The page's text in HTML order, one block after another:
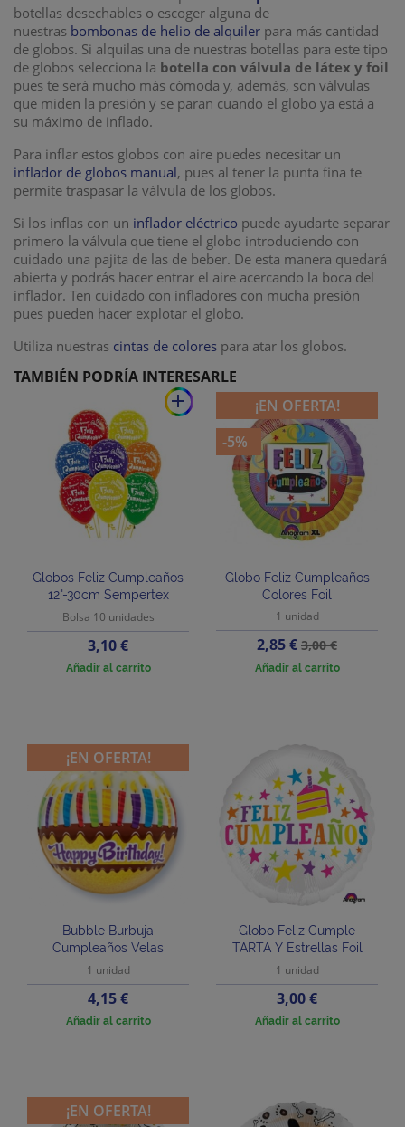
botellas desechables o escoger alguna de
nuestras bombonas de helio de alquiler para más cantidad
de globos. Si alquilas una de nuestras botellas para este tipo
de globos selecciona la botella con válvula de látex y foil
pues te será mucho más cómoda y, además, son válvulas
que miden la presión y se paran cuando el globo ya está a
su máximo de inflado.
Para inflar estos globos con aire puedes necesitar un
inflador de globos manual, pues al tener la punta fina te
permite traspasar la válvula de los globos.
Si los inflas con un inflador eléctrico puede ayudarte separar
primero la válvula que tiene el globo introduciendo con
cuidado una pajita de las de beber. De esta manera quedará
abierta y podrás hacer entrar el aire acercando la boca del
inflador. Ten cuidado con infladores con mucha presión
pues pueden hacer explotar el globo.
Utiliza nuestras cintas de colores para atar los globos.
TAMBIÉN PODRÍA INTERESARLE
add
Globos Feliz Cumpleaños
12"-30cm Sempertex
Bolsa 10 unidades
Precio
3,10 €
Añadir al carrito
Globo Feliz Cumpleaños
Colores Foil
1 unidad
Precio
2,85 €Precio
base
3,00 €
Añadir al carrito
¡EN OFERTA!
-5%
Bubble Burbuja
Cumpleaños Velas
1 unidad
Precio
4,15 €
Añadir al carrito
¡EN OFERTA!
Globo Feliz Cumple
TARTA Y Estrellas Foil
1 unidad
Precio
3,00 €
Añadir al carrito
¡EN OFERTA!